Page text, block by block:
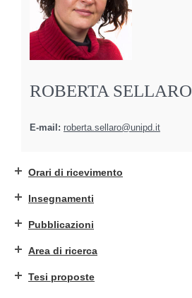
ROBERTA SELLARO
E-mail: roberta.sellaro@unipd.it
Orari di ricevimento
Insegnamenti
Pubblicazioni
Area di ricerca
Tesi proposte